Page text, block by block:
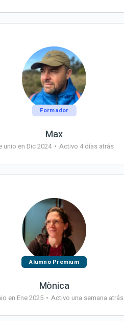
Formador
Max
unio en Dic 2024 • Activo 4 días atrás
Alumno Premium
Mònica
en Ene 2025 • Activo una semana atrás